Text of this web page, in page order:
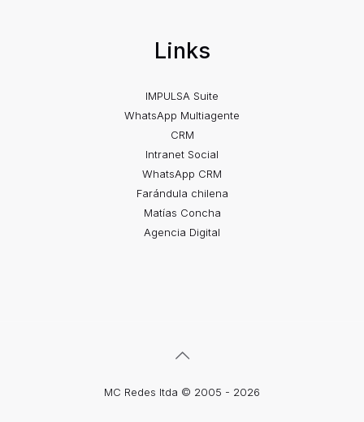
Links
IMPULSA Suite
WhatsApp Multiagente
CRM
Intranet Social
WhatsApp CRM
Farándula chilena
Matías Concha
Agencia Digital
MC Redes ltda © 2005 - 2026